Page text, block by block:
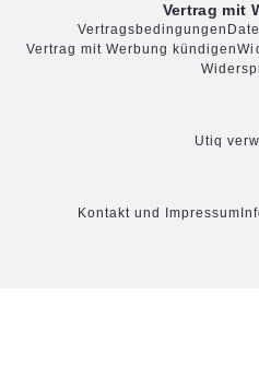
Vertrag mit
Vertragsbedingungen
Vertrag mit Werbung kündigen
Utiq
Kontakt und Impressum